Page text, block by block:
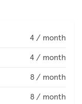
4 / month
4 / month
8 / month
8 / month